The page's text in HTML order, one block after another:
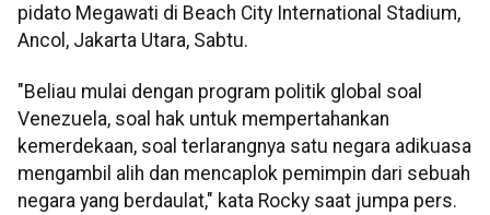
pidato Megawati di Beach City International Stadium,
Ancol, Jakarta Utara, Sabtu.
"Beliau mulai dengan program politik global soal
Venezuela, soal hak untuk mempertahankan
kemerdekaan, soal terlarangnya satu negara adikuasa
mengambil alih dan mencaplok pemimpin dari sebuah
negara yang berdaulat," kata Rocky saat jumpa pers.